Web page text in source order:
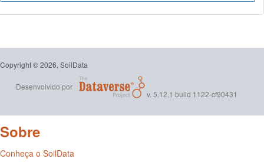
Copyright © 2026, SoilData
Desenvolvido por
v. 5.12.1 build 1122-cf90431
Sobre
Conheça o SoilData